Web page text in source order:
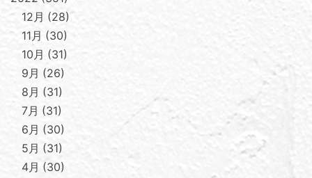
12月
28
11月
30
10月
31
9月
26
8月
31
7月
31
6月
30
5月
31
4月
30